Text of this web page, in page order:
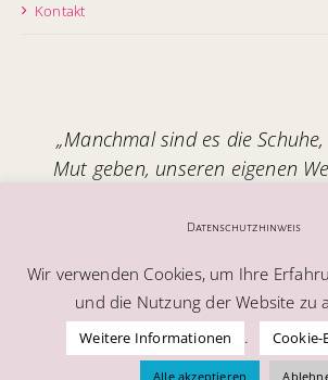
Kontakt
„Manchmal sind es die
Mut geben, unseren eigenen
Handgefertigt in Italien – mit
© Alle Rechte vorbehalten |
Datenschutzhinweis
Wir verwenden Cookies, um Ihre
und die Nutzung der Website zu
Weitere Informationen . Cookie-
Alle akzeptieren